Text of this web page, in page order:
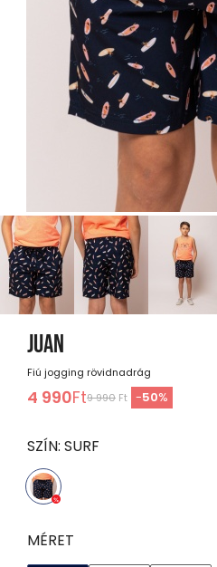
JUAN
Fiú jogging rövidnadrág
4 990Ft9 990 Ft -50%
SZÍN: SURF
MÉRET